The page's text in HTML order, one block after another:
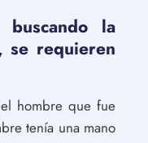
la
se requieren
hombre que fue
tenía una mano